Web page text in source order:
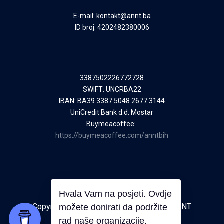
E-mail: kontakt@annt.ba
ID broj: 4202482380006
3387502226772728
SWIFT: UNCRBA22
IBAN: BA39 3387 5048 2677 3144
UniCredit Bank d.d. Mostar
Buymeacoffee:
https://buymeacoffee.com/anntbih
Proudly powered by Pulse Code
Copyright © 2026 Sva prava pridržana | ANNT